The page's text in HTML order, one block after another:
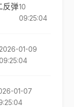
反弹10
09:25:04
2026-01-09
01-07